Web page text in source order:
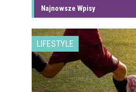
Najnowsze Wpisy
LIFESTYLE